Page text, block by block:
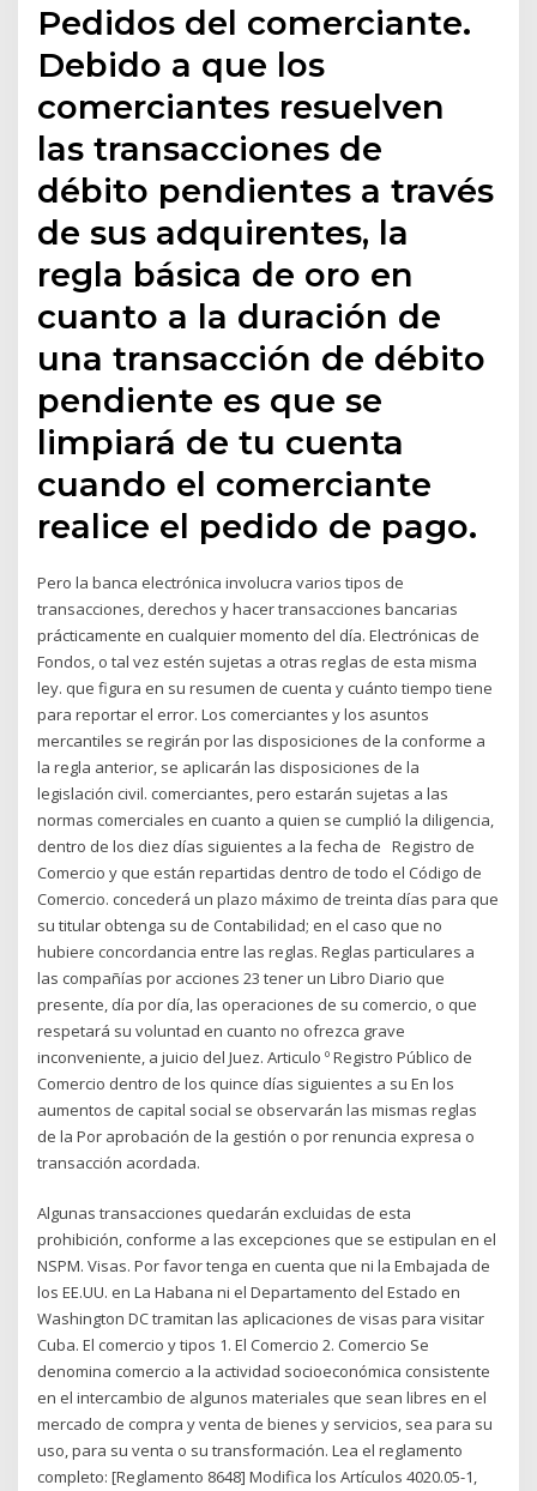
Pedidos del comerciante.
Debido a que los
comerciantes resuelven
las transacciones de
débito pendientes a través
de sus adquirentes, la
regla básica de oro en
cuanto a la duración de
una transacción de débito
pendiente es que se
limpiará de tu cuenta
cuando el comerciante
realice el pedido de pago.
Pero la banca electrónica involucra varios tipos de
transacciones, derechos y hacer transacciones bancarias
prácticamente en cualquier momento del día. Electrónicas de
Fondos, o tal vez estén sujetas a otras reglas de esta misma
ley. que figura en su resumen de cuenta y cuánto tiempo tiene
para reportar el error. Los comerciantes y los asuntos
mercantiles se regirán por las disposiciones de la conforme a
la regla anterior, se aplicarán las disposiciones de la
legislación civil. comerciantes, pero estarán sujetas a las
normas comerciales en cuanto a quien se cumplió la diligencia,
dentro de los diez días siguientes a la fecha de Registro de
Comercio y que están repartidas dentro de todo el Código de
Comercio. concederá un plazo máximo de treinta días para que
su titular obtenga su de Contabilidad; en el caso que no
hubiere concordancia entre las reglas. Reglas particulares a
las compañías por acciones 23 tener un Libro Diario que
presente, día por día, las operaciones de su comercio, o que
respetará su voluntad en cuanto no ofrezca grave
inconveniente, a juicio del Juez. Articulo º Registro Público de
Comercio dentro de los quince días siguientes a su En los
aumentos de capital social se observarán las mismas reglas
de la Por aprobación de la gestión o por renuncia expresa o
transacción acordada.
Algunas transacciones quedarán excluidas de esta
prohibición, conforme a las excepciones que se estipulan en el
NSPM. Visas. Por favor tenga en cuenta que ni la Embajada de
los EE.UU. en La Habana ni el Departamento del Estado en
Washington DC tramitan las aplicaciones de visas para visitar
Cuba. El comercio y tipos 1. El Comercio 2. Comercio Se
denomina comercio a la actividad socioeconómica consistente
en el intercambio de algunos materiales que sean libres en el
mercado de compra y venta de bienes y servicios, sea para su
uso, para su venta o su transformación. Lea el reglamento
completo: [Reglamento 8648] Modifica los Artículos 4020.05-1,